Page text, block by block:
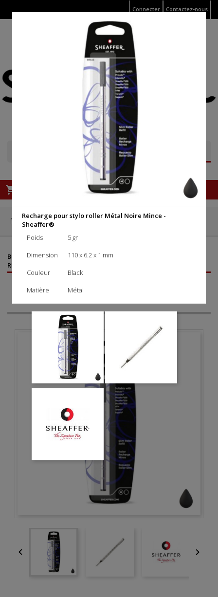
Connecter Contactez-nous
shopping_cart
MENU
BOUTIQUE AGRÉÉE SHEAFFER © - VENTE DE STYLOS SHEAFFER
RECHARGES, ÉTUIS ET PARURES
CATÉGORIES
 
Recharge pour stylo roller Métal Noire Mince -
Sheaffer®
Poids
5 gr
Dimension
110 x 6.2 x 1 mm
Couleur
Black
Matière
Métal